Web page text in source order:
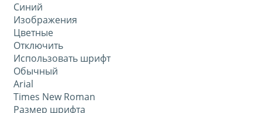
Синий
Изображения
Цветные
Отключить
Использовать шрифт
Обычный
Arial
Times New Roman
Размер шрифта